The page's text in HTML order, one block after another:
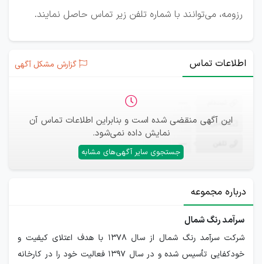
رزومه، می‌توانند با شماره تلفن زیر تماس حاصل نمایند.
اطلاعات تماس گزارش مشکل آگهی
این آگهی منقضی شده است و بنابراین اطلاعات تماس آن
نمایش داده نمی‌شود.
جستجوی سایر آگهی‌های مشابه
ایمیل —
—
درباره مجموعه
سرآمد رنگ شمال
شرکت سرآمد رنگ شمال از سال 1378 با هدف اعتلای کیفیت و
خودکفایی تأسیس شده و در سال 1397 فعالیت خود را در کارخانه